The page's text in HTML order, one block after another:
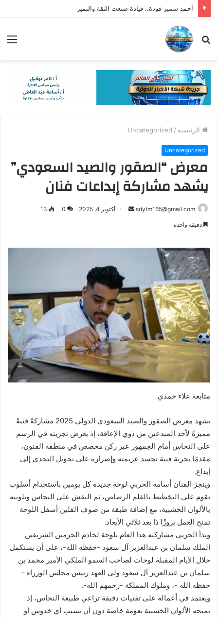
أحمد سمير فودة.. قيادة صنعت الثقة والتميز
بحث
الرئيسية /
Uncategorized
Uncategorized
معرض “الصقور والصيد السعودي”
يشهد مشاركة إبداعات فنان
sdytm165@gmail.com
أرسل أكتوبر 4, 2025 0
13
دقيقة واحدة
متابعة علاء حمدي
يشهد معرض الصقور والصيد السعودي الدولي 2025 مشاركةً فنيةً
مميزةً لأحد المبدعين من ذوي الإعاقة، إذ يعرض تجربته في الرسم
على النحاس أمام الجمهور عبر ركن مخصص في منطقة الفنون،
مقدمًا تجربة فنية تجسد عزيمته وإصراره على تحويل التحدي إلى
إبداع.
وينجز الفنان أسامة الحربي لوحة جديدة كل يومين باستخدام أسلوب
يقوم على التخطيط بالقلم الرصاص، ثم النقش على النحاس وتلوينه
بالألوان الخشبية، مع إضافة طبقة من صوف الفلين أسفل اللوحة
تمنح العمل بروزًا ذا بعد ثلاثي الأبعاد.
وبدأ الحربي مشاركته هذا العام بلوحة لخادم الحرمين الشريفين
الملك سلمان بن عبدالعزيز آل سعود -حفظه الله-، على أن يستكمل
خلال الأيام المقبلة لوحات لصاحب السمو الملكي الأمير محمد بن
سلمان بن عبدالعزيز آل سعود ولي العهد رئيس مجلس الوزراء –
حفظه الله -، وملوك المملكة -رحمهم الله-.
ويعتمد في أعماله على تقنيات دقيقة تراعي طبيعة النحاس، إذ
تمنحه الألوان الخشبية نعومة خاصة دون أن تسبب أي خدوش أو